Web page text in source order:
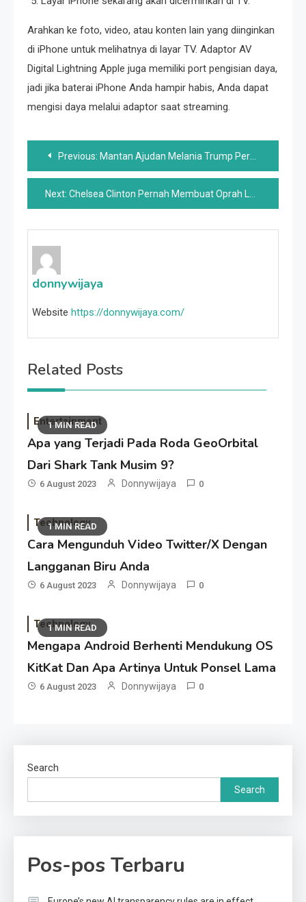
Arahkan ke foto, video, atau konten lain yang diinginkan
di iPhone untuk melihatnya di layar TV. Adaptor AV
Digital Lightning Apple juga memiliki port pengisian daya,
jadi jika baterai iPhone Anda hampir habis, Anda dapat
mengisi daya melalui adaptor saat streaming.
Post
navigation
Previous: Mantan Ajudan Melania Trump Pernah Membocorkan Perasaannya Yang Sebenarnya Tentang Ivanka (& Itu Keras)
Next: Chelsea Clinton Pernah Membuat Oprah LOL Dengan Memakai Sepatu yang Salah
donnywijaya
Website https://donnywijaya.com/
Related Posts
1 MIN READ
Entertainment
Apa yang Terjadi Pada Roda GeoOrbital
Dari Shark Tank Musim 9?
6 August 2023 Donnywijaya 0
1 MIN READ
Technology
Cara Mengunduh Video Twitter/X Dengan
Langganan Biru Anda
6 August 2023 Donnywijaya 0
1 MIN READ
Technology
Mengapa Android Berhenti Mendukung OS
KitKat Dan Apa Artinya Untuk Ponsel Lama
6 August 2023 Donnywijaya 0
Search
Search
Pos-pos Terbaru